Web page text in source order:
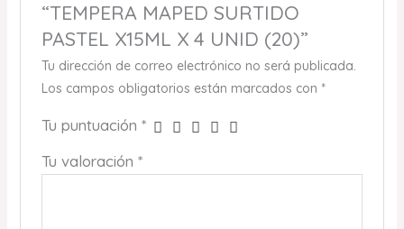
“TEMPERA MAPED SURTIDO
PASTEL X15ML X 4 UNID (20)”
Tu dirección de correo electrónico no será publicada.
Los campos obligatorios están marcados con *
Tu puntuación *
Tu valoración *